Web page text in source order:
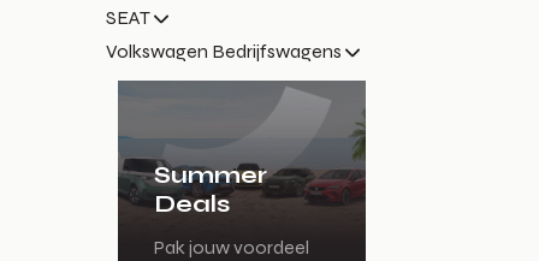
SEAT
Volkswagen Bedrijfswagens
Summer
Deals
Pak jouw voordeel